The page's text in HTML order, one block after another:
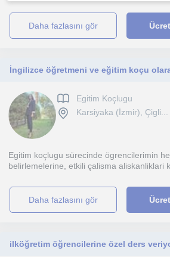
daha fazlasını gör
Egitim Koçlugu
Karsiyaka (İzmir), Çigli...
Egitim koçlugu sürecinde ögrencilerimin
belirlemelerine, etkili çalisma aliskanliklari
daha fazlasını gör
ilköğretim öğrencilerine özel ders